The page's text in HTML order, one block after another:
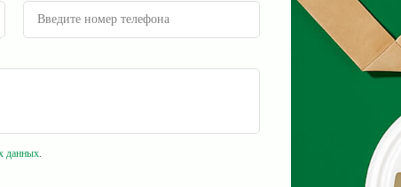
данных.